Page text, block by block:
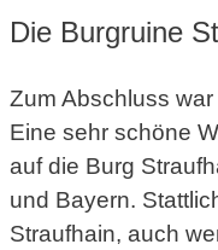
Die Burgruine
Zum Abschluss
Eine sehr schöne
auf die Burg
und Bayern.
Straufhain, auch